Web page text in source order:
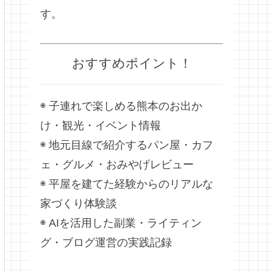
す。
おすすめポイント！
◉ 子連れで楽しめる熊本のお出か
け・観光・イベント情報
◉ 地元目線で紹介するパン屋・カフ
ェ・グルメ・おみやげレビュー
◉ 平屋を建てた経験からのリアルな
家づくり体験談
◉ AIを活用した副業・ライティン
グ・ブログ運営の実践記録